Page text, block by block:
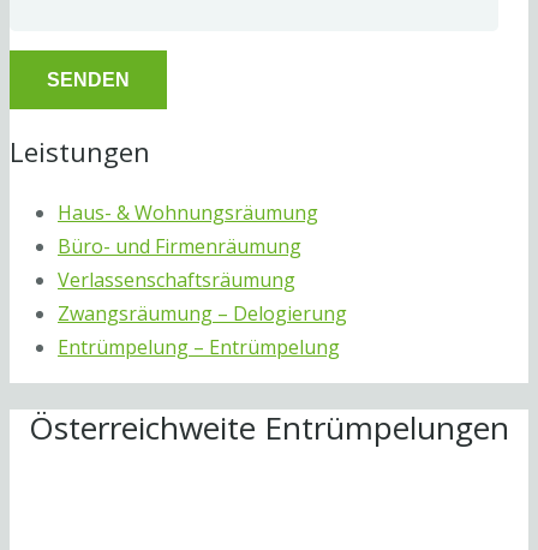
Leistungen
Haus- & Wohnungsräumung
Büro- und Firmenräumung
Verlassenschaftsräumung
Zwangsräumung – Delogierung
Entrümpelung – Entrümpelung
Österreichweite Entrümpelungen